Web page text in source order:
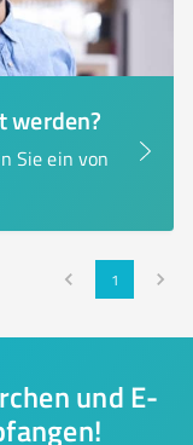
werden?
Sie ein von
1
und E-